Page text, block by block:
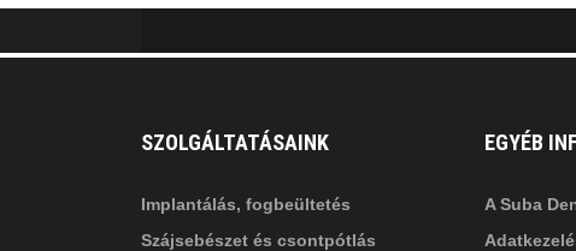
SZOLGÁLTATÁSAINK
Implantálás, fogbeültetés
Szájsebészet és csontpótlás
EGYÉB
A Suba